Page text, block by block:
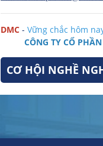
DMC -Vững chắc hôm
CÔNG TY CỔ
CƠ HỘI NGHỀ